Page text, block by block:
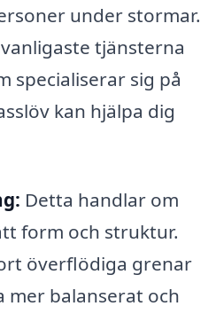
under stormar.
tjänsterna
specialiserar sig på
kan hjälpa dig
Detta handlar om
form och struktur.
överflödiga grenar
mer balanserat och